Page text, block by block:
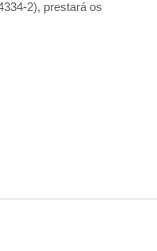
2), prestará os